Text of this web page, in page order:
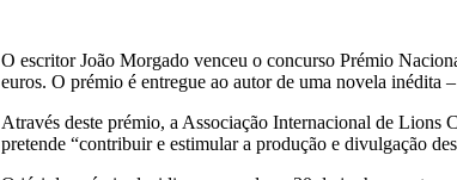
O escritor João Morgado venceu o concurso Prémio
euros. O prémio é entregue ao autor de uma novela inédita
Através deste prémio, a Associação Internacional de
pretende “contribuir e estimular a produção e divulgação